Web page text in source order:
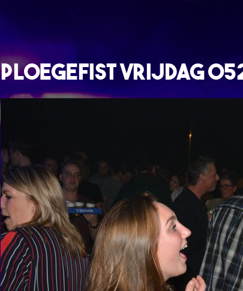
Ploegefist Vrijdag